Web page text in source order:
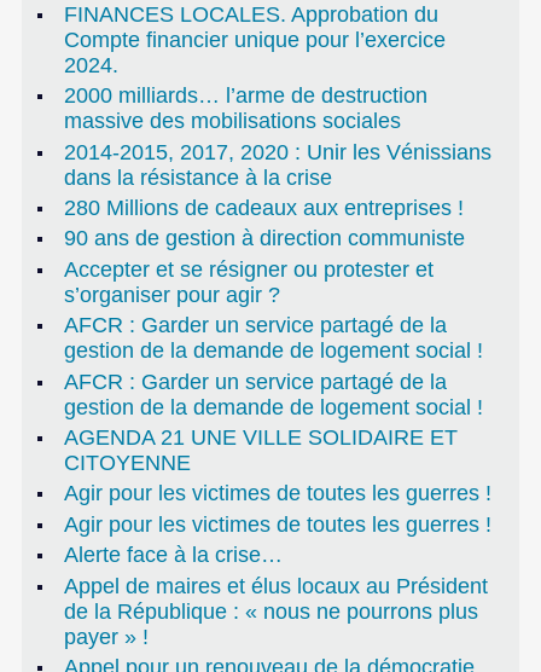
FINANCES LOCALES. Approbation du
Compte financier unique pour l’exercice
2024.
2000 milliards… l’arme de destruction
massive des mobilisations sociales
2014-2015, 2017, 2020 : Unir les Vénissians
dans la résistance à la crise
280 Millions de cadeaux aux entreprises !
90 ans de gestion à direction communiste
Accepter et se résigner ou protester et
s’organiser pour agir ?
AFCR : Garder un service partagé de la
gestion de la demande de logement social !
AFCR : Garder un service partagé de la
gestion de la demande de logement social !
AGENDA 21 UNE VILLE SOLIDAIRE ET
CITOYENNE
Agir pour les victimes de toutes les guerres !
Agir pour les victimes de toutes les guerres !
Alerte face à la crise…
Appel de maires et élus locaux au Président
de la République : « nous ne pourrons plus
payer » !
Appel pour un renouveau de la démocratie